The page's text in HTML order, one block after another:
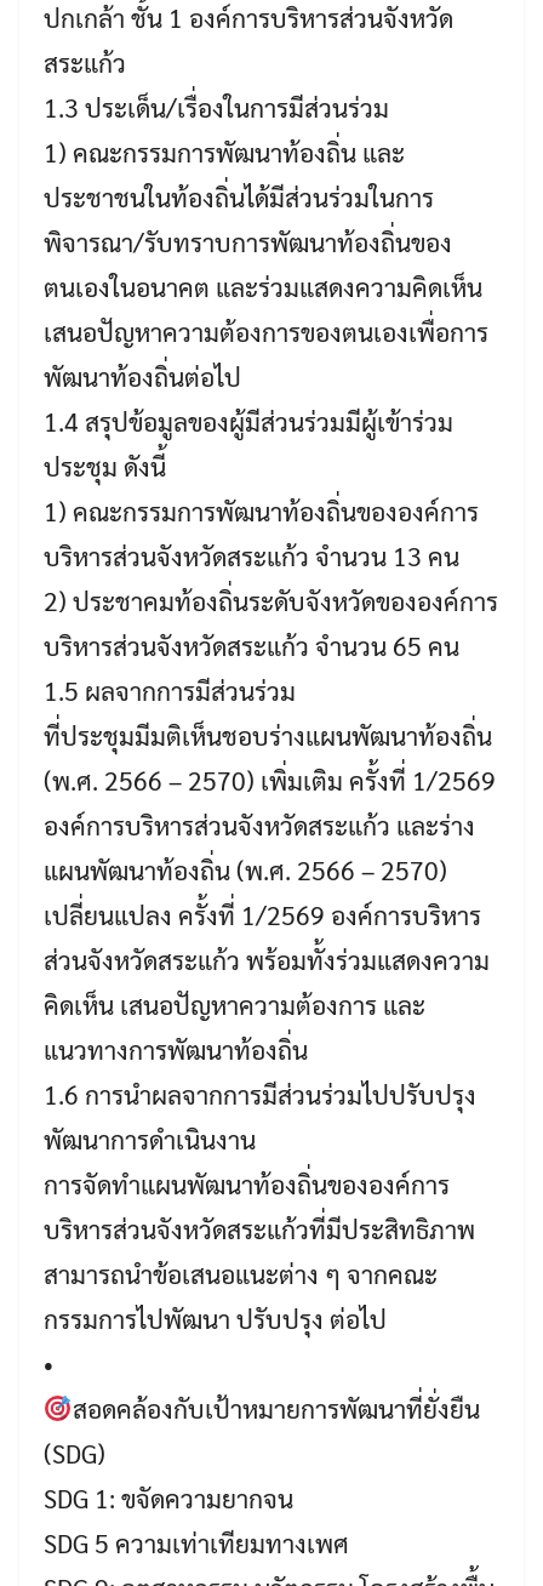
ปกเกล้า ชั้น 1 องค์การบริหารส่วนจังหวัด
สระแก้ว
1.3 ประเด็น/เรื่องในการมีส่วนร่วม
1) คณะกรรมการพัฒนาท้องถิ่น และ
ประชาชนในท้องถิ่นได้มีส่วนร่วมในการ
พิจารณา/รับทราบการพัฒนาท้องถิ่นของ
ตนเองในอนาคต และร่วมแสดงความคิดเห็น
เสนอปัญหาความต้องการของตนเองเพื่อการ
พัฒนาท้องถิ่นต่อไป
1.4 สรุปข้อมูลของผู้มีส่วนร่วมมีผู้เข้าร่วม
ประชุม ดังนี้
1) คณะกรรมการพัฒนาท้องถิ่นขององค์การ
บริหารส่วนจังหวัดสระแก้ว จำนวน 13 คน
2) ประชาคมท้องถิ่นระดับจังหวัดขององค์การ
บริหารส่วนจังหวัดสระแก้ว จำนวน 65 คน
1.5 ผลจากการมีส่วนร่วม
ที่ประชุมมีมติเห็นชอบร่างแผนพัฒนาท้องถิ่น
(พ.ศ. 2566 – 2570) เพิ่มเติม ครั้งที่ 1/2569
องค์การบริหารส่วนจังหวัดสระแก้ว และร่าง
แผนพัฒนาท้องถิ่น (พ.ศ. 2566 – 2570)
เปลี่ยนแปลง ครั้งที่ 1/2569 องค์การบริหาร
ส่วนจังหวัดสระแก้ว พร้อมทั้งร่วมแสดงความ
คิดเห็น เสนอปัญหาความต้องการ และ
แนวทางการพัฒนาท้องถิ่น
1.6 การนำผลจากการมีส่วนร่วมไปปรับปรุง
พัฒนาการดำเนินงาน
การจัดทำแผนพัฒนาท้องถิ่นขององค์การ
บริหารส่วนจังหวัดสระแก้วที่มีประสิทธิภาพ
สามารถนำข้อเสนอแนะต่าง ๆ จากคณะ
กรรมการไปพัฒนา ปรับปรุง ต่อไป
•
สอดคล้องกับเป้าหมายการพัฒนาที่ยั่งยืน
(SDG)
SDG 1: ขจัดความยากจน
SDG 5 ความเท่าเทียมทางเพศ